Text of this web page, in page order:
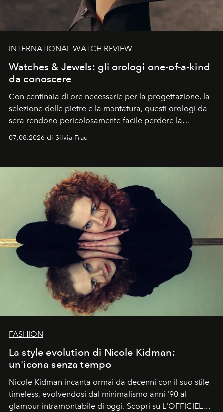
INTERNATIONAL WATCH REVIEW
Watches & Jewels: gli orologi one-of-a-kind
da conoscere
Con centinaia di ore necessarie per la progettazione, la
selezione delle pietre e la montatura, questi orologi da
sera rendono pericolosamente facile perdere la
cognizione del tempo. Ma con quadranti così
07.08.2026 di Silvia Frau
FASHION
La style evolution di Nicole Kidman:
un'icona senza tempo
Nicole Kidman incanta ormai da decenni con il suo stile
timeless, evolvendosi dal minimalismo anni '90 al
glamour intramontabile di oggi. Scopri su L'OFFICIEL